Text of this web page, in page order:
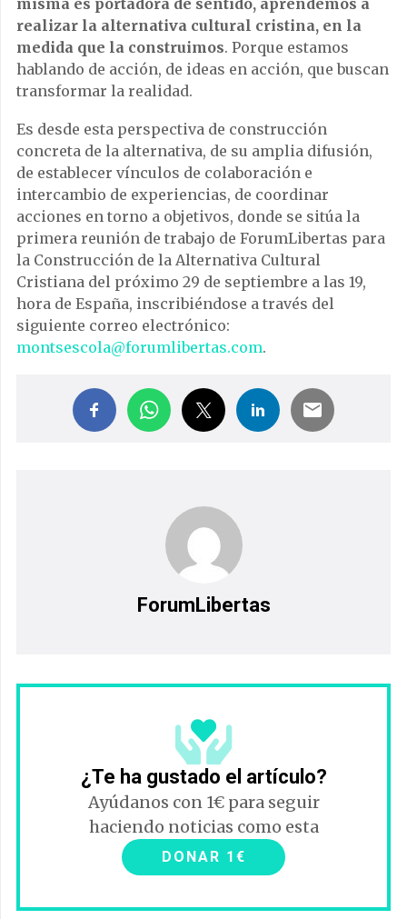
misma es portadora de sentido, aprendemos a
realizar la alternativa cultural cristina, en la
medida que la construimos. Porque estamos
hablando de acción, de ideas en acción, que buscan
transformar la realidad.
Es desde esta perspectiva de construcción
concreta de la alternativa, de su amplia difusión,
de establecer vínculos de colaboración e
intercambio de experiencias, de coordinar
acciones en torno a objetivos, donde se sitúa la
primera reunión de trabajo de ForumLibertas para
la Construcción de la Alternativa Cultural
Cristiana del próximo 29 de septiembre a las 19,
hora de España, inscribiéndose a través del
siguiente correo electrónico:
montsescola@forumlibertas.com.
ForumLibertas
¿Te ha gustado el artículo?
Ayúdanos con 1€ para seguir
haciendo noticias como esta
DONAR 1€